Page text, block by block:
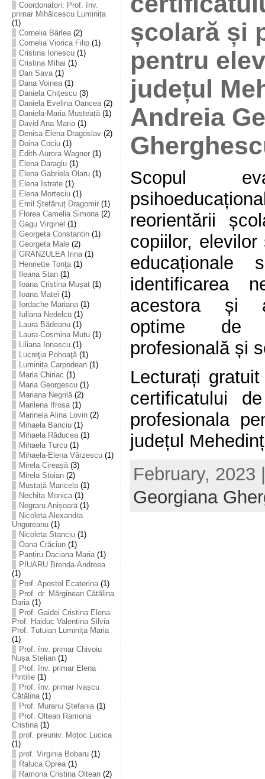
Coordonatori: Prof. înv.
primar Mihălcescu Luminița
(1)
Cornelia Bârlea(2)
Cornelia Viorica Filip(1)
Cristina Ionescu(1)
Cristina Mihai (1)
Dan Sava(1)
Dana Voinea(1)
Daniela Chițescu(3)
Daniela Evelina Oancea(2)
Daniela-Maria Musteață(1)
David Ana Maria(1)
Denisa-Elena Dragoslav(2)
Doina Cociu(1)
Edith-Aurora Wagner(1)
Elena Daragiu(1)
Elena Gabriela Olaru(1)
Elena Istrate(1)
Elena Morteciu(1)
Emil Ștefănuț Dragomir(1)
Florea Camelia Simona(2)
Gagu Virginel (1)
Georgeta Constantin(1)
Georgeta Male(2)
GRANZULEA Irina(1)
Henriette Tonţa(1)
Ileana Stan(1)
Ioana Cristina Mușat(1)
Ioana Matei (1)
Iordache Mariana(1)
Iuliana Nedelcu(1)
Laura Bădeanu(1)
Laura-Cosmina Mutu(1)
Liliana Ionașcu(1)
Lucreţia Pohoaţă(1)
Luminița Carpodean(1)
Maria Chiriac (1)
Maria Georgescu(1)
Mariana Negrilă(2)
Marilena Ifrosa(1)
Marinela Alina Lovin(2)
Mihaela Banciu(1)
Mihaela Răducea(1)
Mihaela Turcu(1)
Mihaela-Elena Vărzescu(1)
Mirela Cireașă(3)
Mirela Stoian(2)
Mustață Maricela(1)
Nechita Monica(1)
Negraru Anișoara(1)
Nicoleta Alexandra
Ungureanu(1)
Nicoleta Stanciu(1)
Oana Crăciun(1)
Panțiru Daciana Maria(1)
PIUARU Brenda-Andreea
(1)
Prof. Apostol Ecaterina(1)
Prof. dr. Mărginean Cătălina
Daria(1)
Prof. Gaidei Cristina Elena.
Prof. Haiduc Valentina Silvia
Prof. Tutuian Luminița Maria
(1)
Prof. înv. primar Chivoiu
Nușa Stelian(1)
Prof. înv. primar Elena
Pintilie(1)
Prof. înv. primar Ivașcu
Cătălina(1)
Prof. Murariu Ștefania(1)
Prof. Oltean Ramona
Cristina(1)
prof. preuniv. Moțoc Lucica
(1)
prof. Virginia Bobaru(1)
Raluca Oprea(1)
Ramona Cristina Oltean(2)
școlară și
pentru
județul
Andreia
Scopul
reorientării
copiilor,
educaționale
identificarea
acestora și
optime de
profesională și
Lecturați
certificatului
profesionala
județul
February, 2023
Georgiana